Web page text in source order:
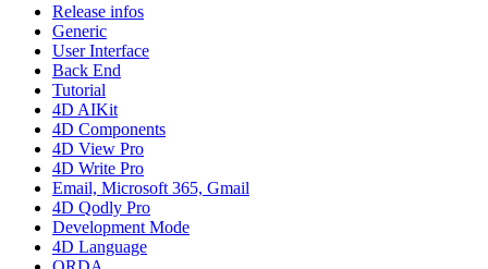
Release infos
Generic
User Interface
Back End
Tutorial
4D AIKit
4D Components
4D View Pro
4D Write Pro
Email, Microsoft 365, Gmail
4D Qodly Pro
Development Mode
4D Language